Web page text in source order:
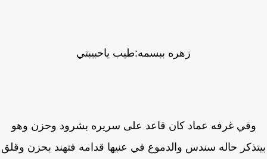
زهره ببسمه:طيب ياحبيبتي
وفي غرفه عماد كان قاعد على سريره بشرود وحزن وهو
حاله سندس والدموع في عنيها قدامه فتهند بحزن وقلق